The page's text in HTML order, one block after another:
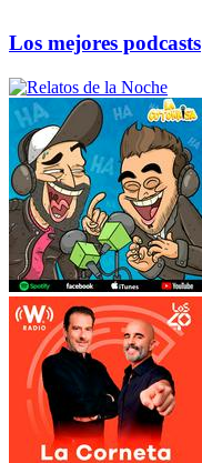
Los mejores podcasts